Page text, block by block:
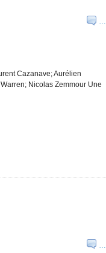
…
Cazanave; Aurélien
Nicolas Zemmour Une
…